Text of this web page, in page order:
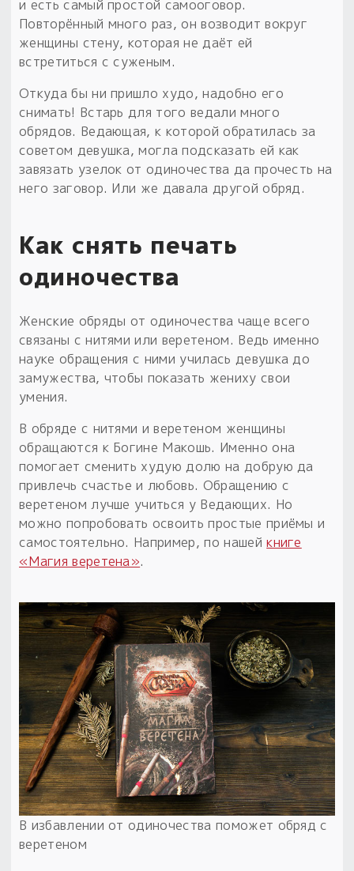
и есть самый простой самооговор.
Повторённый много раз, он возводит вокруг
женщины стену, которая не даёт ей
встретиться с суженым.
Откуда бы ни пришло худо, надобно его
снимать! Встарь для того ведали много
обрядов. Ведающая, к которой обратилась за
советом девушка, могла подсказать ей как
завязать узелок от одиночества да прочесть на
него заговор. Или же давала другой обряд.
Как снять печать
одиночества
Женские обряды от одиночества чаще всего
связаны с нитями или веретеном. Ведь именно
науке обращения с ними училась девушка до
замужества, чтобы показать жениху свои
умения.
В обряде с нитями и веретеном женщины
обращаются к Богине Макошь. Именно она
помогает сменить худую долю на добрую да
привлечь счастье и любовь. Обращению с
веретеном лучше учиться у Ведающих. Но
можно попробовать освоить простые приёмы и
самостоятельно. Например, по нашейкниге
«Магия веретена».
В избавлении от одиночества поможет обряд с
веретеном